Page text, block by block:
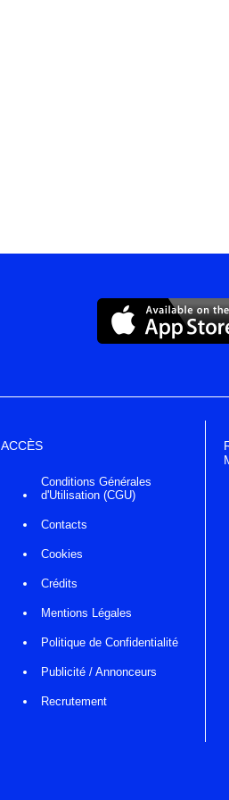
ACCÈS
Conditions Générales
d'Utilisation (CGU)
Contacts
Cookies
Crédits
Mentions Légales
Politique de Confidentialité
Publicité / Annonceurs
Recrutement